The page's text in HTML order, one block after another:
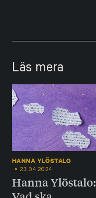
Läs mera
HANNA YLÖSTALO
23.04.2024
Hanna Ylöstalo: